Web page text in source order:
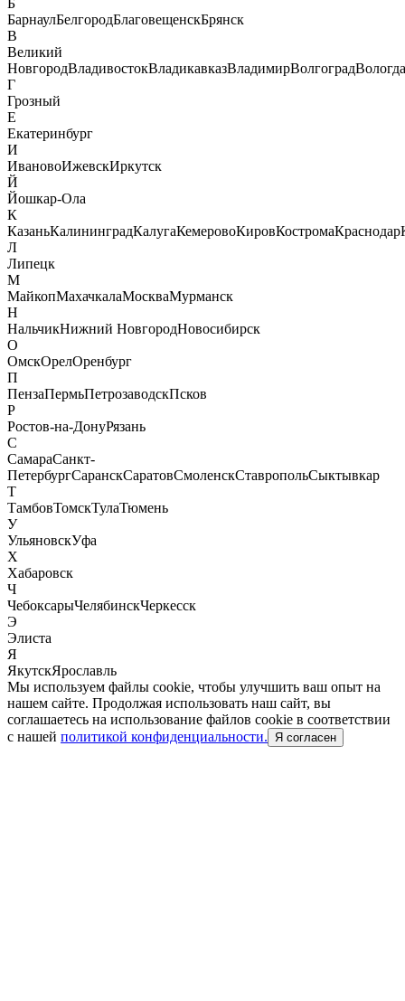
Б
БарнаулБелгородБлаговещенскБрянск
В
Великий
НовгородВладивостокВладикавказВладимирВолгоградВологда
Г
Грозный
Е
Екатеринбург
И
ИвановоИжевскИркутск
Й
Йошкар-Ола
К
КазаньКалининградКалугаКемеровоКировКостромаКраснодар
Л
Липецк
М
МайкопМахачкалаМоскваМурманск
Н
НальчикНижний НовгородНовосибирск
О
ОмскОрелОренбург
П
ПензаПермьПетрозаводскПсков
Р
Ростов-на-ДонуРязань
С
СамараСанкт-
ПетербургСаранскСаратовСмоленскСтавропольСыктывкар
Т
ТамбовТомскТулаТюмень
У
УльяновскУфа
Х
Хабаровск
Ч
ЧебоксарыЧелябинскЧеркесск
Э
Элиста
Я
ЯкутскЯрославль
Мы используем файлы cookie, чтобы улучшить ваш опыт на
нашем сайте. Продолжая использовать наш сайт, вы
соглашаетесь на использование файлов cookie в соответствии
с нашей политикой конфиденциальности. Я согласен